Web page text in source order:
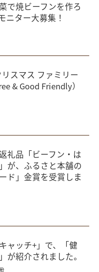
で焼ビーフンを作ろ
ニター大募集！
スマス ファミリー
& Good Friendly）
礼品「ビーフン・は
が、ふるさと本舗の
ド」金賞を受賞しま
ャッチ+」で、「健
が紹介されました。